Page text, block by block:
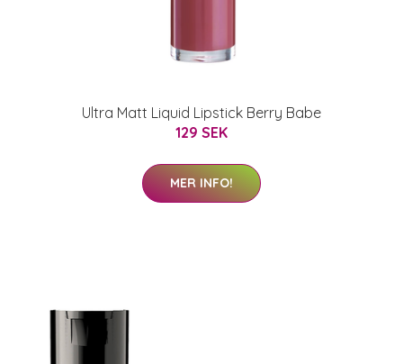
Ultra Matt Liquid Lipstick Berry Babe
129 SEK
MER INFO!